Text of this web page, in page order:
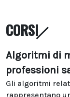
CORSI
Algoritmi di
professioni
Gli algoritmi
rappresentano